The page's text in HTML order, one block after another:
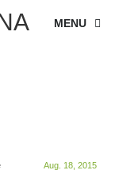
MENU
Aug. 18, 2015